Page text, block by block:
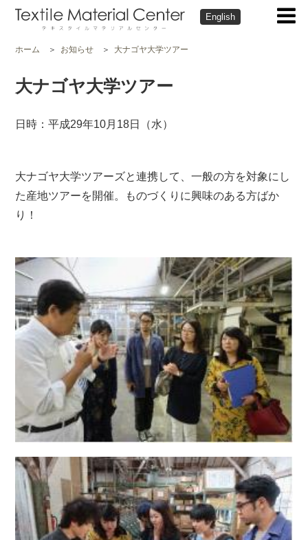
English
ホーム お知らせ 大ナゴヤ大学ツアー
大ナゴヤ大学ツアー
日時：平成29年10月18日（水）
大ナゴヤ大学ツアーズと連携して、一般の方を対象にし
た産地ツアーを開催。ものづくりに興味のある方ばか
り！